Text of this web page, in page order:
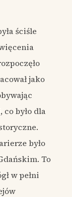
ściśle
jako
było dla
było
To
w pełni